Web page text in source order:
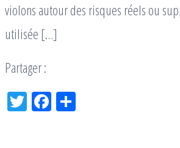
violons autour des risques réels ou
utilisée […]
Partager :
Tw Fac